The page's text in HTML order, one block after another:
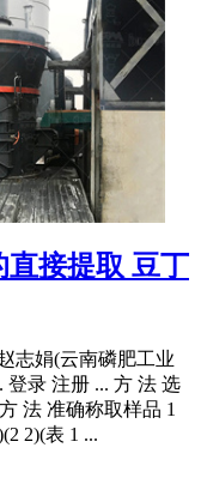
接提取 豆丁
志娟(云南磷肥工业
登录 注册 ... 方 法 选
法 准确称取样品 1
2)(表 1 ...